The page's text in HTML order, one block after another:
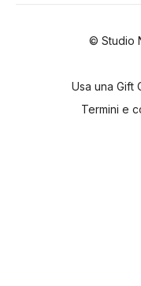
© Studio
Usa una Gift
Termini e